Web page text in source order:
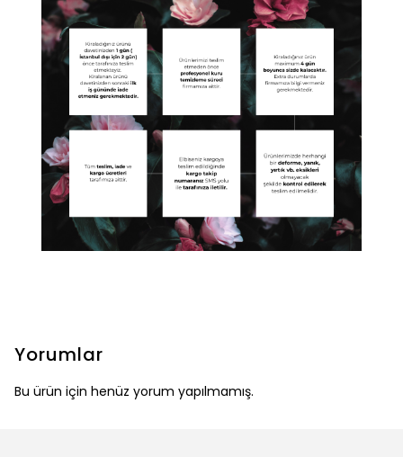
Yorumlar
Bu ürün için henüz yorum yapılmamış.